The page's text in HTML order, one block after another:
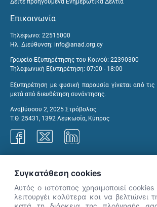
Επικοινωνία
Τηλέφωνο: 22515000
Ηλ. Διεύθυνση: info@anad.org.cy
Γραφείο Εξυπηρέτησης του Κοινού: 22390300
Τηλεφωνική Εξυπηρέτηση: 07:00 - 18:00
Εξυπηρέτηση με φυσική παρουσία γίνεται από
μετά από διευθέτηση συνάντησης.
Αναβύσσου 2, 2025 Στρόβολος
Τ.Θ. 25431, 1392 Λευκωσία, Κύπρος
Συγκατάθεση cookies
Αυτός ο ιστότοπος χρησιμοποιεί
λειτουργέι καλύτερα και να βελτιώνει